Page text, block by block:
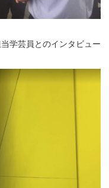
学芸員とのインタビュー